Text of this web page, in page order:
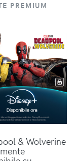
PREMIUM
& Wolverine